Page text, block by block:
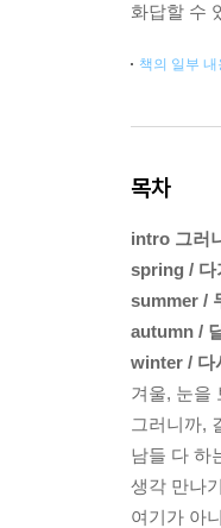
화답할 수
책의 일부
목차
intro 그러
spring / 다
summer /
autumn /
winter / 다
겨울, 눈을
그러니까,
남들 다 하
생각 만나기
여기가 아